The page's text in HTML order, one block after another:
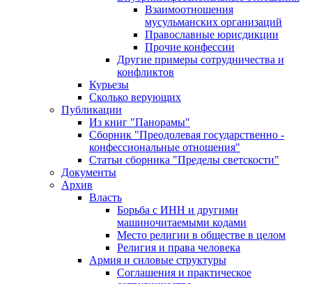
Взаимоотношения
мусульманских организаций
Православные юрисдикции
Прочие конфессии
Другие примеры сотрудничества и
конфликтов
Курьезы
Сколько верующих
Публикации
Из книг "Панорамы"
Сборник "Преодолевая государственно -
конфессиональные отношения"
Статьи сборника "Пределы светскости"
Документы
Архив
Власть
Борьба с ИНН и другими
машиночитаемыми кодами
Место религии в обществе в целом
Религия и права человека
Армия и силовые структуры
Соглашения и практическое